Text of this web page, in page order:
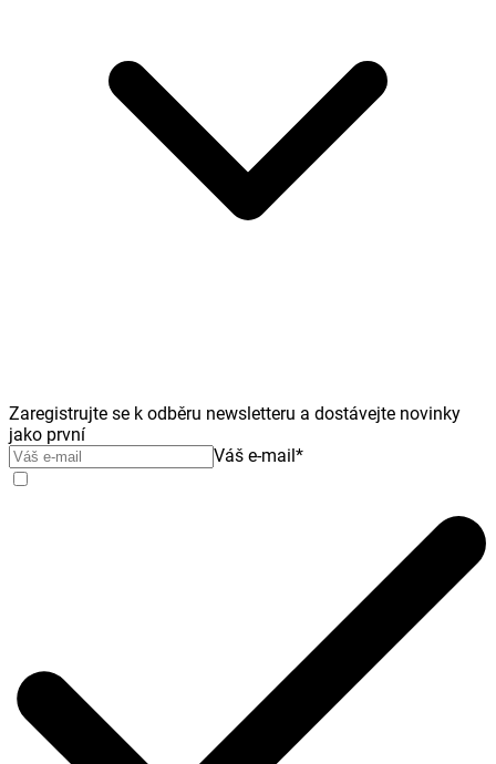
Zaregistrujte se k odběru newsletteru a dostávejte novinky
jako první
Váš e-mail*